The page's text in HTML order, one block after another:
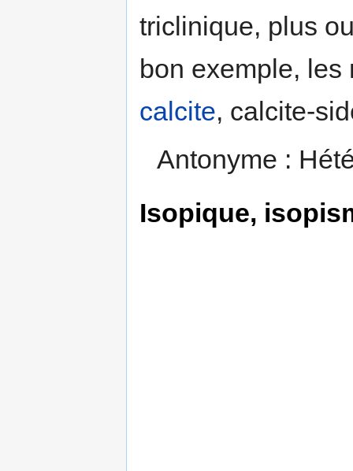
triclinique, plus
bon exemple,
calcite, calcite-
Antonyme :
Isopique,